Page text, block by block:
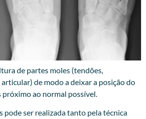
de partes moles (tendões,
de modo a deixar a posição do
ao normal possível.
pode ser realizada tanto pela técnica